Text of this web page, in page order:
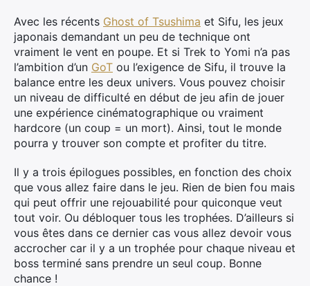
Avec les récents Ghost of Tsushima et Sifu, les jeux
japonais demandant un peu de technique ont
vraiment le vent en poupe. Et si Trek to Yomi n’a pas
l’ambition d’un GoT ou l’exigence de Sifu, il trouve la
balance entre les deux univers. Vous pouvez choisir
un niveau de difficulté en début de jeu afin de jouer
une expérience cinématographique ou vraiment
hardcore (un coup = un mort). Ainsi, tout le monde
pourra y trouver son compte et profiter du titre.
Il y a trois épilogues possibles, en fonction des choix
que vous allez faire dans le jeu. Rien de bien fou mais
qui peut offrir une rejouabilité pour quiconque veut
tout voir. Ou débloquer tous les trophées. D’ailleurs si
vous êtes dans ce dernier cas vous allez devoir vous
accrocher car il y a un trophée pour chaque niveau et
boss terminé sans prendre un seul coup. Bonne
chance !